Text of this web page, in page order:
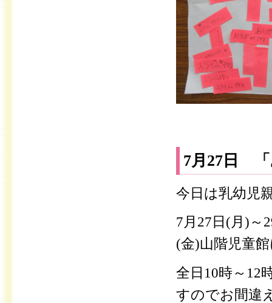
7月27日 「
今日は乳幼児
7月27日(月)～
(金)山階児童
全日10時～12
すのでお間違